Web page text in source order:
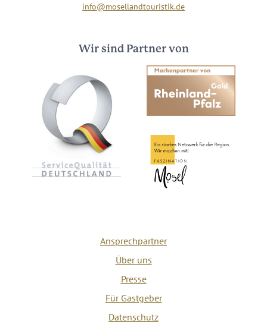
info@mosellandtouristik.de
Wir sind Partner von
Ansprechpartner
Über uns
Presse
Für Gastgeber
Datenschutz